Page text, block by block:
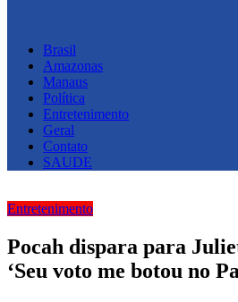
Brasil
Amazonas
Manaus
Política
Entretenimento
Geral
Contato
SAUDE
Entretenimento
Pocah dispara para
‘Seu voto me botou no